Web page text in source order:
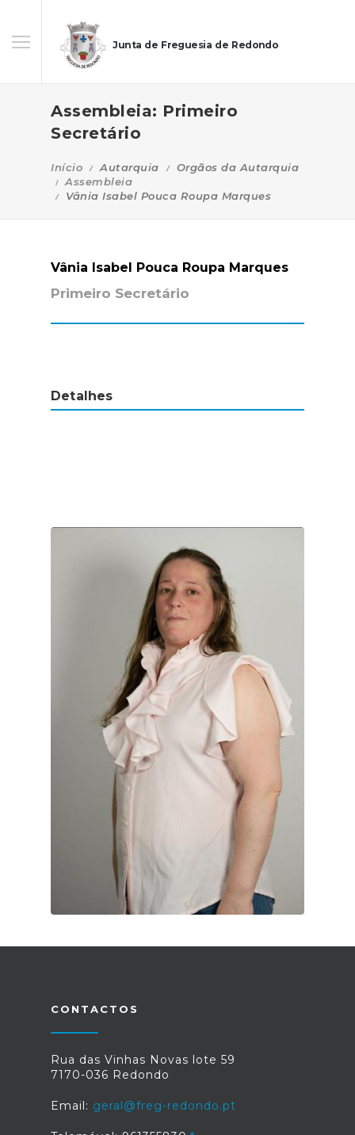
Junta de Freguesia de Redondo
Assembleia: Primeiro
Secretário
Início Autarquia
Orgãos da Autarquia
Assembleia
Vânia Isabel Pouca Roupa Marques
Vânia Isabel Pouca Roupa Marques
Primeiro Secretário
Detalhes
CONTACTOS
Rua das Vinhas Novas lote 59
7170-036 Redondo
Email: geral@freg-redondo.pt